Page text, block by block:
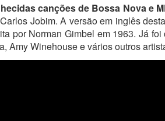
canções de Bossa Nova e
Jobim. A versão em inglês
por Norman Gimbel em 1963. Já
Amy Winehouse e vários outros